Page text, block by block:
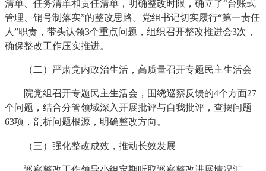
清单、任务清单和责任清单，明确整改时限，确立了“台账式
管理、销号制落实”的整改思路。党组书记切实履行“第一责任
人”职责，带头认领3个重点问题，组织召开整改推进会3次，
确保整改工作压实推进。
（二）严肃党内政治生活，高质量召开专题民主生活会
院党组召开专题民主生活会，围绕巡察反馈的4个方面27
个问题，结合分管领域深入开展批评与自我批评，查摆问题
63项，剖析问题根源，明确整改方向。
（三）强化整改成效，推动长效发展